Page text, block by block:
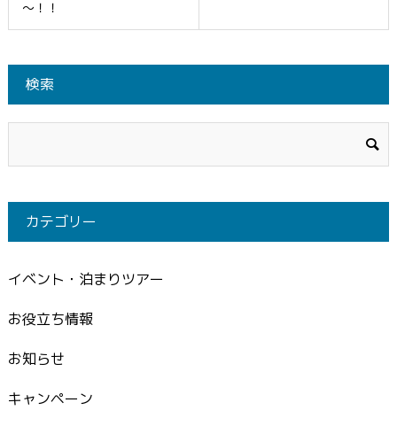
～！！
検索
カテゴリー
イベント・泊まりツアー
お役立ち情報
お知らせ
キャンペーン